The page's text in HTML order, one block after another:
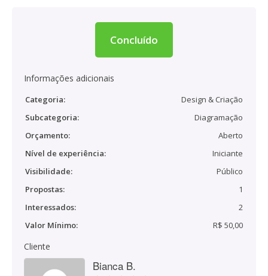
Concluído
Informações adicionais
Categoria:
Design & Criação
Subcategoria:
Diagramação
Orçamento:
Aberto
Nível de experiência:
Iniciante
Visibilidade:
Público
Propostas:
1
Interessados:
2
Valor Mínimo:
R$ 50,00
Cliente
Bianca B.